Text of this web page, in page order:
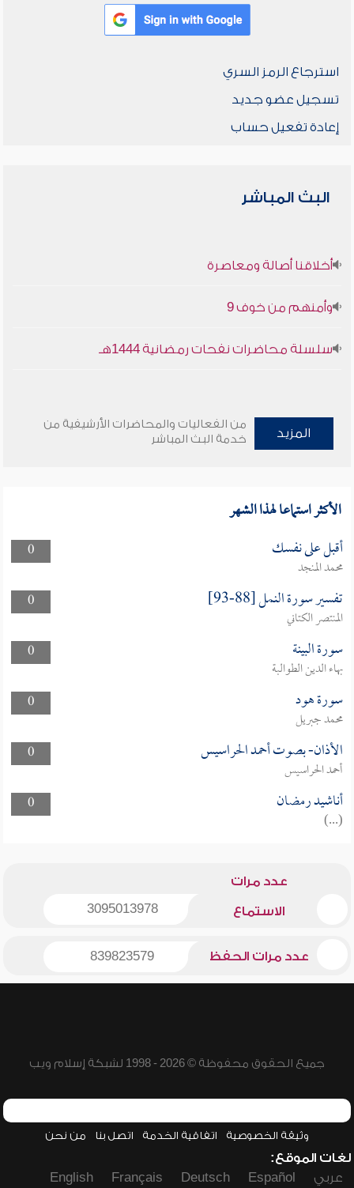
استرجاع الرمز السري
تسجيل عضو جديد
إعادة تفعيل حساب
البث المباشر
أخلاقنا أصالة ومعاصرة
وأمنهم من خوف 9
سلسلة محاضرات نفحات رمضانية 1444هـ
المزيد
من الفعاليات والمحاضرات الأرشيفية من
خدمة البث المباشر
الأكثر استماعا لهذا الشهر
0 أقبل على نفسك
محمد المنجد
0
تفسير سورة النمل [88-93]
المنتصر الكتاني
0
سورة البينة
بهاء الدين الطوالبة
0
سورة هود
محمد جبريل
0
الأذان- بصوت أحمد الحراسيس
أحمد الحراسيس
0
أناشيد رمضان
(...)
عدد مرات
الاستماع 3095013978
عدد مرات الحفظ 839823579
جميع الحقوق محفوظة © 2026 - 1998 لشبكة إسلام ويب
وثيقة الخصوصية اتفاقية الخدمة اتصل بنا من نحن
لغات الموقع:
عربي
Español
Deutsch
Français
English